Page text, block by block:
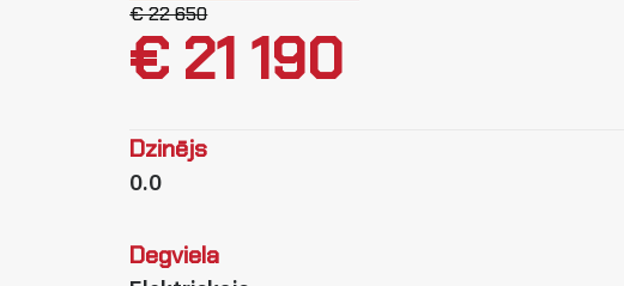
€ 22 650
€ 21 190
Dzinējs
0.0
Degviela